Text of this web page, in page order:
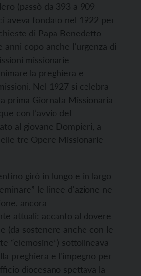
(passò da 393 a 909
aveva fondato nel 1922 per
di Papa Benedetto
anni dopo anche l’urgenza di
missionarie
la preghiera e
Nel 1927 si celebra
prima Giornata Missionaria
con l’avvio del
al giovane Dompieri, a
tre Opere Missionarie
girò in lungo e in largo
le linee d'azione nel
ancora
attuali: accanto al dovere
(da sostenere anche con le
“elemosine”) sottolineava
preghiera e l'impegno per
diocesano spettava la